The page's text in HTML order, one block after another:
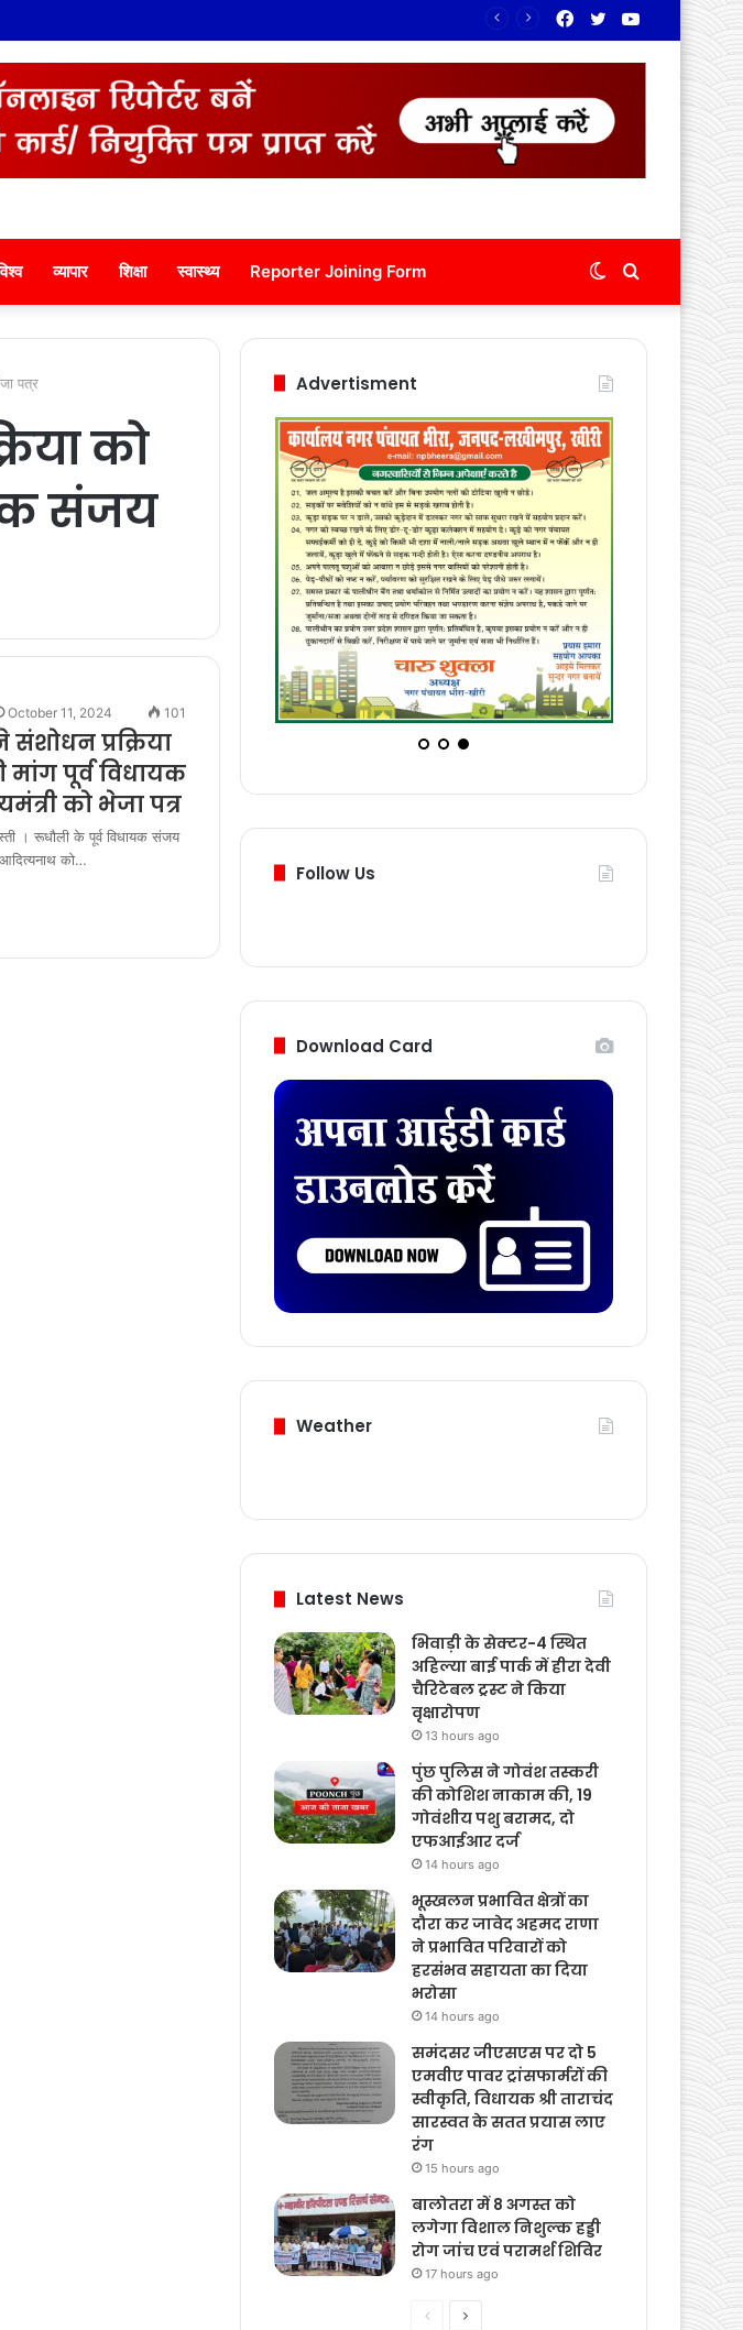
श्री ताराचंद सारस्वत के सतत प्रयास लाए रंग YouTube
Twitter
Facebook
व्यापार शिक्षा स्वास्थ्य Reporter Joining Form Switch
skin
पत्र
को
संजय
October 11, 2024 101
प्रक्रिया
पूर्व विधायक
को भेजा पत्र
। रूधौली के पूर्व विधायक संजय
आदित्यनाथ को…
Advertisment
Download Card
भिवाड़ी के सेक्टर-4 स्थित
अहिल्या बाई पार्क में हीरा देवी
चैरिटेबल ट्रस्ट ने किया
वृक्षारोपण
पुंछ पुलिस ने गोवंश तस्करी
की कोशिश नाकाम की, 19
गोवंशीय पशु बरामद, दो
एफआईआर दर्ज
14 hours ago
भूस्खलन प्रभावित क्षेत्रों का
दौरा कर जावेद अहमद राणा
ने प्रभावित परिवारों को
हरसंभव सहायता का दिया
भरोसा
14 hours ago
समंदसर जीएसएस पर दो 5
एमवीए पावर ट्रांसफार्मरों की
स्वीकृति, विधायक श्री ताराचंद
सारस्वत के सतत प्रयास लाए
15 hours ago